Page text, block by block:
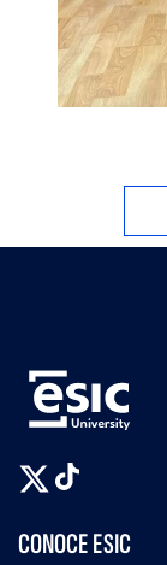
CONOCE ESIC